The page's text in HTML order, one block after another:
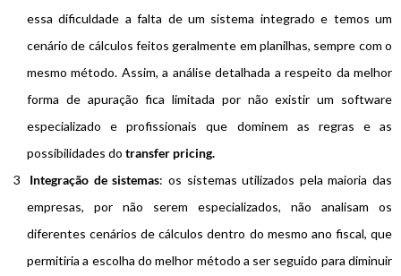
essa dificuldade a falta de um sistema integrado e temos um
cenário de cálculos feitos geralmente em planilhas, sempre com o
mesmo método. Assim, a análise detalhada a respeito da melhor
forma de apuração fica limitada por não existir um software
especializado e profissionais que dominem as regras e as
possibilidades do transfer pricing.
Integração de sistemas: os sistemas utilizados pela maioria das
empresas, por não serem especializados, não analisam os
diferentes cenários de cálculos dentro do mesmo ano fiscal, que
permitiria a escolha do melhor método a ser seguido para diminuir